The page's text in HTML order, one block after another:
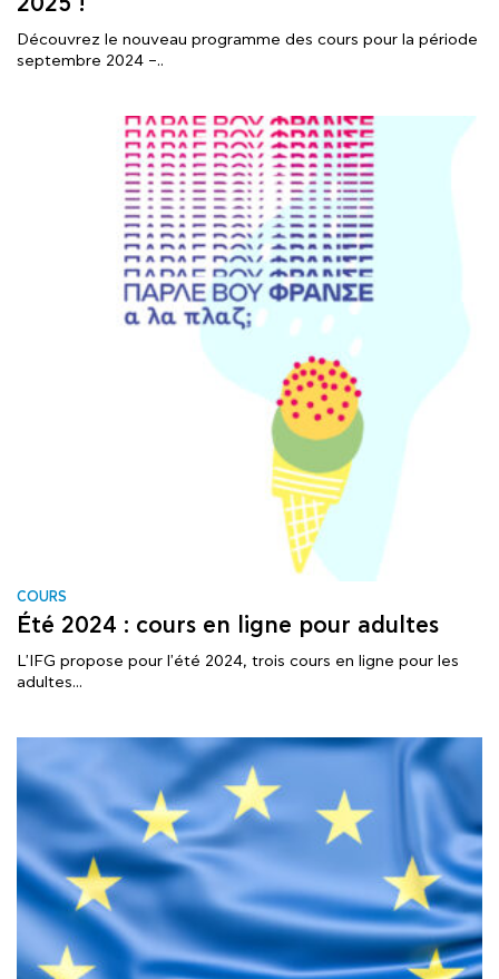
Découvrez le nouveau programme des cours pour la période
septembre 2024 –..
COURS
Été 2024 : cours en ligne pour adultes
L'IFG propose pour l'été 2024, trois cours en ligne pour les
adultes...